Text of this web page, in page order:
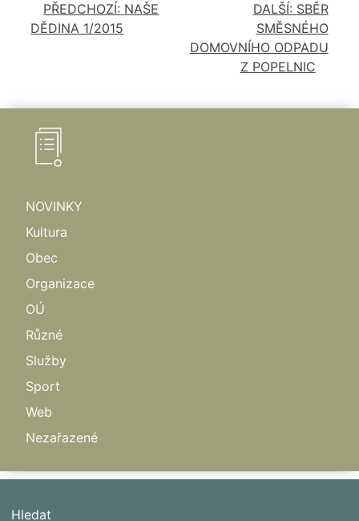
NAVIGACE
PŘEDCHOZÍ: NAŠE
DĚDINA 1/2015
DALŠÍ: SBĚR
SMĚSNÉHO
DOMOVNÍHO ODPADU
Z POPELNIC
NOVINKY
Kultura
Obec
Organizace
OÚ
Různé
Služby
Sport
Web
Nezařazené
Hledat